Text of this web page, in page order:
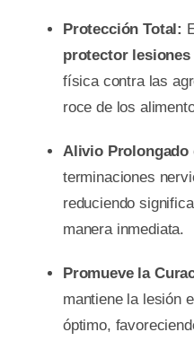
Protección Total:
protector lesiones
física contra las
roce de los
Alivio Prolongado
terminaciones
reduciendo
manera inmediata.
Promueve la
mantiene la lesión
óptimo,